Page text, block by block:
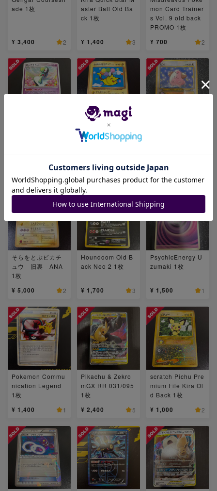
ade 1枚
¥ 3,400 2
aster Ball Old Ba
ck 1枚
¥ 1,400 3
mon Card Trainer
s Vol. 9 old back
PROMO 1枚
¥ 700 2
Pikachu Flying in
the Sky Old Back
¥ 1,800 2
PROMO 1枚
¥ 600
そらをとぶピカチ
ュウ 旧裏 ANA
1枚
¥ 5,000 2
Houndoom Old B
ack Neo 2 1枚
¥ 1,700 3
PsychicEnergy U
zumaki 1枚
¥ 1,500 1
Pokemon Commu
nication Legend
1枚
¥ 1,400 1
Pikachu & Zekro
mGX RR 031/095
1枚
¥ 2,400 5
scratch Pichu Pre
mium File Kira Ol
d Back 1枚
¥ 1,000 2